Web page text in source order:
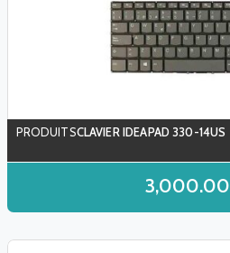
CLAVIER IDEAPAD 330-14US
3,000.00